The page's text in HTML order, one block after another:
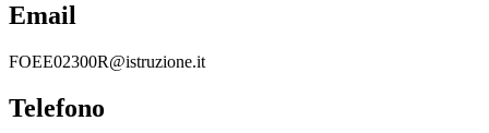
Email
FOEE02300R@istruzione.it
Telefono